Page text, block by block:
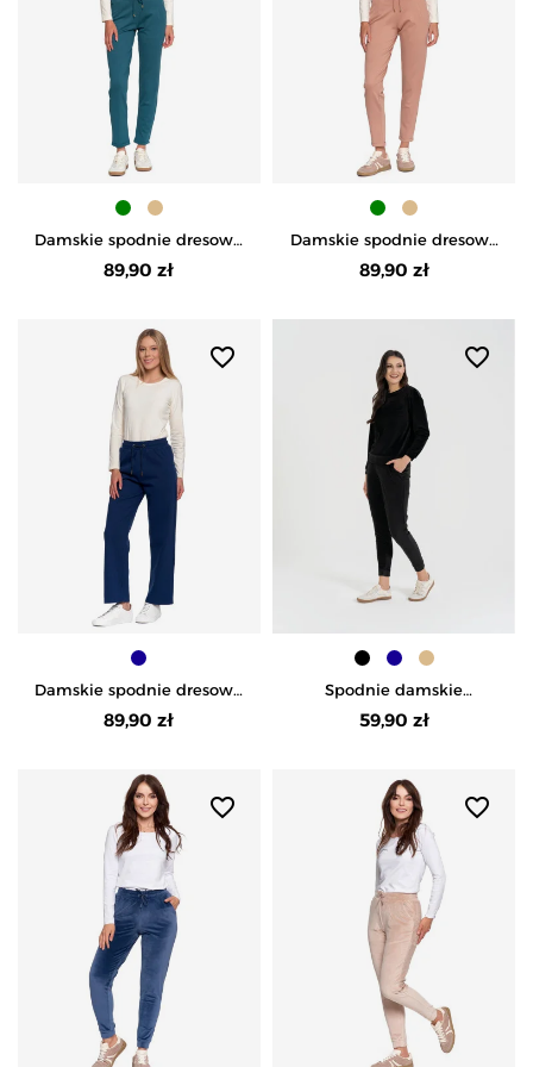
Damskie spodnie dresowe
ze zwężaną nogawką -
ZIELONY
89,90 zł
Damskie spodnie dresowe
ze zwężaną nogawką -
BEŻOWY
89,90 zł
favorite_border
Damskie spodnie dresowe
ocieplane z wysokim
stanem - GRANATOWY
89,90 zł
favorite_border
Spodnie damskie
welurowe z wysokim
stanem - CZARNY
59,90 zł
favorite_border favorite_border